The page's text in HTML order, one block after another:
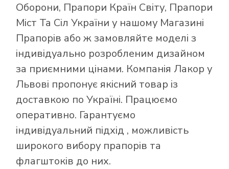
Оборони, Прапори Країн Світу, Прапори
Міст Та Сіл України у нашому Магазині
Прапорів або ж замовляйте моделі з
індивідуально розробленим дизайном
за приємними цінами. Компанія Лакор у
Львові пропонує якісний товар із
доставкою по Україні. Працюємо
оперативно. Гарантуємо
індивідуальний підхід , можливість
широкого вибору прапорів та
флагштоків до них.